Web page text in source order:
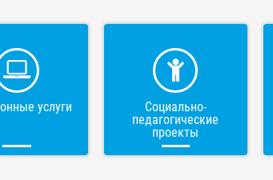
услуги
Социально-
педагогические
проекты